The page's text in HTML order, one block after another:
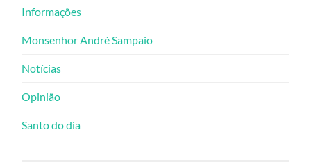
Informações
Monsenhor André Sampaio
Notícias
Opinião
Santo do dia